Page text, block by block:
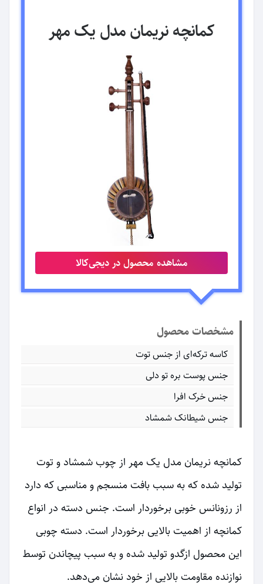
کمانچه نریمان مدل یک مهر
مشاهده محصول در دیجی‌کالا
مشخصات محصول
کاسه ترکه‌ای از جنس توت
جنس پوست بره تو دلی
جنس خرک افرا
جنس شیطانک شمشاد
کمانچه نریمان مدل یک مهر از چوب شمشاد و توت
تولید شده که به سبب بافت منسجم و مناسبی که دارد
از رزونانس خوبی برخوردار است. جنس دسته در انواع
کمانچه از اهمیت بالایی برخوردار است. دسته چوبی
این محصول ازگدو تولید شده و به سبب پیچاندن توسط
نوازنده مقاومت بالایی از خود نشان می‌دهد.